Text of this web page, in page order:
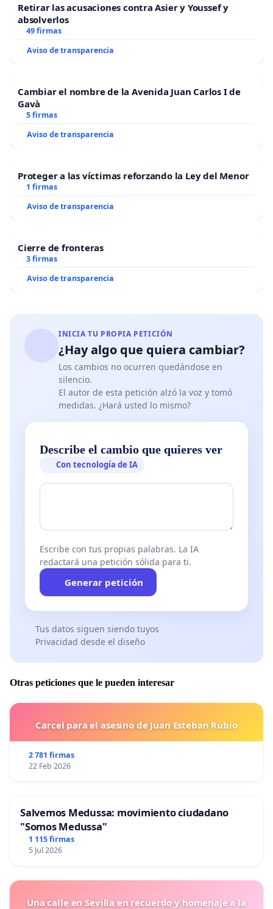
Retirar las acusaciones contra Asier y Youssef y
absolverlos
49 firmas
Aviso de transparencia
Cambiar el nombre de la Avenida Juan Carlos I de
Gavà
5 firmas
Aviso de transparencia
Proteger a las víctimas reforzando la Ley del Menor
1 firmas
Aviso de transparencia
Cierre de fronteras
3 firmas
Aviso de transparencia
INICIA TU PROPIA PETICIÓN
¿Hay algo que quiera cambiar?
Los cambios no ocurren quedándose en
silencio.
El autor de esta petición alzó la voz y tomó
medidas. ¿Hará usted lo mismo?
Describe el cambio que quieres ver
Con tecnología de IA
Escribe con tus propias palabras. La IA
redactará una petición sólida para ti.
Generar petición
Tus datos siguen siendo tuyos
Privacidad desde el diseño
Otras peticiones que le pueden interesar
Carcel para el asesino de Juan Esteban Rubio
2 781 firmas
22 Feb 2026
Salvemos Medussa: movimiento ciudadano
"Somos Medussa"
1 115 firmas
5 Jul 2026
Una calle en Sevilla en recuerdo y homenaje a la